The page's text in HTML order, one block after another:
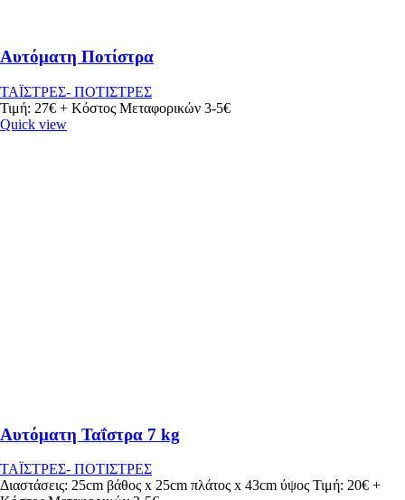
Αυτόματη Ποτίστρα
ΤΑΪΣΤΡΕΣ- ΠΟΤΙΣΤΡΕΣ
Τιμή: 27€ + Κόστος Μεταφορικών 3-5€
Quick view
Αυτόματη Ταΐστρα 7 kg
ΤΑΪΣΤΡΕΣ- ΠΟΤΙΣΤΡΕΣ
Διαστάσεις: 25cm βάθος x 25cm πλάτος x 43cm ύψος Τιμή: 20€ +